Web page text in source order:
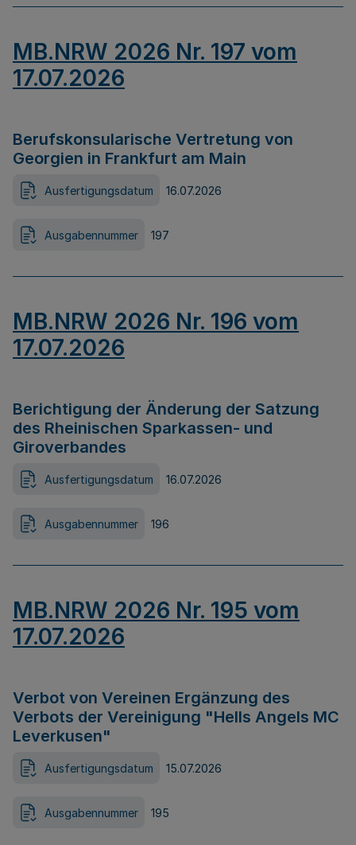
MB.NRW 2026 Nr. 197 vom
17.07.2026
Berufskonsularische Vertretung von
Georgien in Frankfurt am Main
Ausfertigungsdatum 16.07.2026
Ausgabennummer 197
MB.NRW 2026 Nr. 196 vom
17.07.2026
Berichtigung der Änderung der Satzung
des Rheinischen Sparkassen- und
Giroverbandes
Ausfertigungsdatum 16.07.2026
Ausgabennummer 196
MB.NRW 2026 Nr. 195 vom
17.07.2026
Verbot von Vereinen Ergänzung des
Verbots der Vereinigung "Hells Angels MC
Leverkusen"
Ausfertigungsdatum 15.07.2026
Ausgabennummer 195